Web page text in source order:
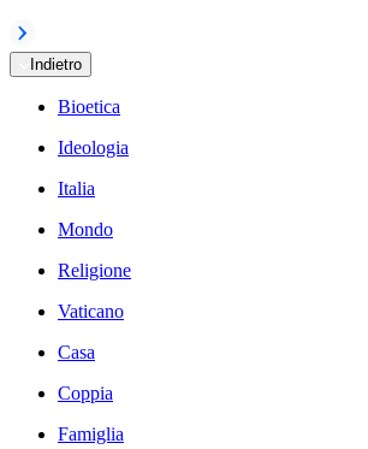
Indietro
Bioetica
Ideologia
Italia
Mondo
Religione
Vaticano
Casa
Coppia
Famiglia